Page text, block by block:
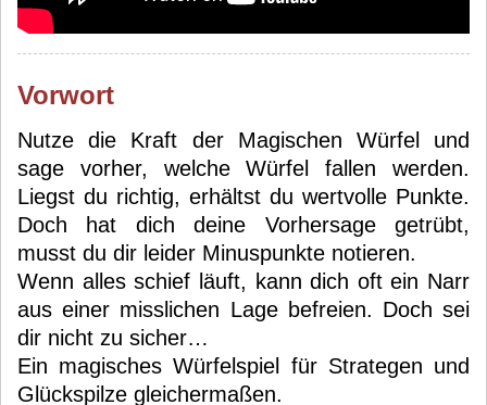
Vorwort
Nutze die Kraft der Magischen Würfel und
sage vorher, welche Würfel fallen werden.
Liegst du richtig, erhältst du wertvolle Punkte.
Doch hat dich deine Vorhersage getrübt,
musst du dir leider Minuspunkte notieren.
Wenn alles schief läuft, kann dich oft ein Narr
aus einer misslichen Lage befreien. Doch sei
dir nicht zu sicher…
Ein magisches Würfelspiel für Strategen und
Glückspilze gleichermaßen.